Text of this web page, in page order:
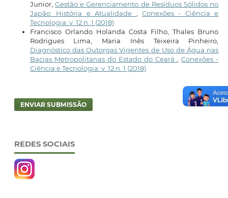
Junior, Gestão e Gerenciamento de Resíduos Sólidos no
Japão: História e Atualidade , Conexões - Ciência e
Tecnologia: v. 12 n. 1 (2018)
Francisco Orlando Holanda Costa Filho, Thales Bruno
Rodrigues Lima, Maria Inês Teixeira Pinheiro,
Diagnóstico das Outorgas Vigentes de Uso de Água nas
Bacias Metropolitanas do Estado do Ceará,Conexões -
Ciência e Tecnologia: v. 12 n. 1 (2018)
ENVIAR SUBMISSÃO
REDES SOCIAIS